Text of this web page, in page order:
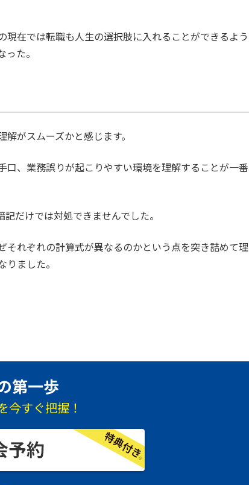
在では転職も人生の選択肢に入れることができるよう
た。
がスムーズかと感じます。
口、業務誤りが起こりやすい環境を理解することが一番
だけでは対処できませんでした。
れぞれの計算式が異なるのかという点を突き詰めて理
ました。
第一歩
今すぐ把握！